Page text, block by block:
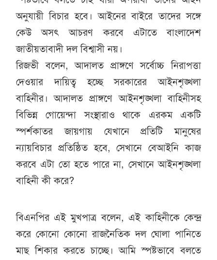
অনুযায়ী বিচার হবে। আইনের বাইরে তাদের সঙ্গে
কেউ অসৎ আচরণ করবে এটাতে বাংলাদেশ
জাতীয়তাবাদী দল বিশ্বাসী নয়।
রিজভী বলেন, আদালত প্রাঙ্গণে সর্বোচ্চ নিরাপত্তা
দেওয়ার দায়িত্ব হচ্ছে সরকারের আইনশৃঙ্খলা
বাহিনীর। আদালত প্রাঙ্গণে আইনশৃঙ্খলা বাহিনীসহ
বিভিন্ন গোয়েন্দা সংস্থারাও থাকে এরকম একটি
স্পর্শকাতর জায়গায় যেখানে প্রতিটি মানুষের
ন্যায়বিচার প্রতিষ্ঠিত হবে, সেখানে বেআইনি কাজ
করবে এটা তো হতে পারে না, সেখানে আইনশৃঙ্খলা
বাহিনী কী করে?
বিএনপির এই মুখপাত্র বলেন, এই কাহিনীকে কেন্দ্র
করে কোনো কোনো রাজনৈতিক দল ঘোলা পানিতে
মাছ শিকার করতে চাচ্ছে। আমি স্পষ্টভাবে বলতে